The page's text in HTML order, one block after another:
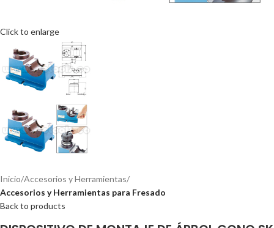
Click to enlarge
Inicio Accesorios y Herramientas
Accesorios y Herramientas para Fresado
Back to products